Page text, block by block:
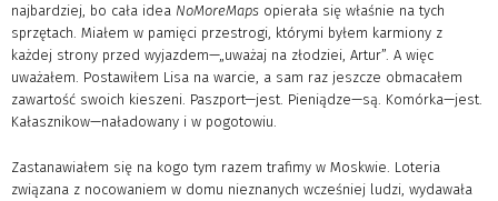
najbardziej, bo cała idea NoMoreMaps opierała się właśnie na tych
sprzętach. Miałem w pamięci przestrogi, którymi byłem karmiony z
każdej strony przed wyjazdem—„uważaj na złodziei, Artur”. A więc
uważałem. Postawiłem Lisa na warcie, a sam raz jeszcze obmacałem
zawartość swoich kieszeni. Paszport—jest. Pieniądze—są. Komórka—jest.
Kałasznikow—naładowany i w pogotowiu.
Zastanawiałem się na kogo tym razem trafimy w Moskwie. Loteria
związana z nocowaniem w domu nieznanych wcześniej ludzi, wydawała